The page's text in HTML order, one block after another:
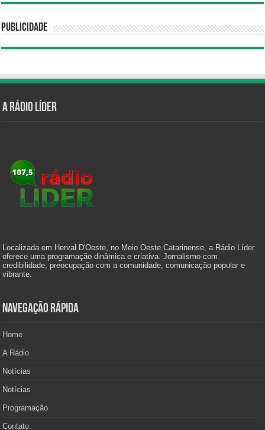
Publicidade
A Rádio Líder
Localizada em Herval D'Oeste, no Meio Oeste Catarinense, a Rádio Líder
oferece uma programação dinâmica e criativa. Jornalismo com
credibilidade, preocupação com a comunidade, comunicação popular e
vibrante.
Navegação Rápida
Home
A Rádio
Notícias
Notícias
Programação
Contato